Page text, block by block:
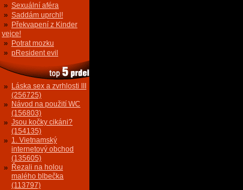
» Sexuální aféra
» Saddám uprchl!
» Překvapení z Kinder
vejce!
» Potrat mozku
» pResident evil
» Láska sex a zvrhlosti III
(256725)
» Návod na použití WC
(156803)
» Jsou kočky cikáni?
(154135)
» 1. Vietnamský
internetový obchod
(135605)
» Řezali na holou
malého blbečka
(113797)